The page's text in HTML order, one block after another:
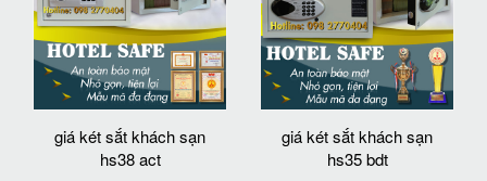
giá két sắt khách sạn
hs38 act
giá két sắt khách sạn
hs35 bdt